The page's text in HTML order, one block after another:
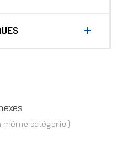
même catégorie )